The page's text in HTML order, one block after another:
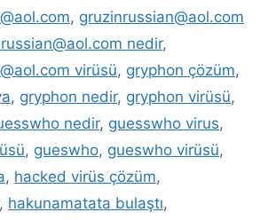
, gruzinrussian@aol.com
nedir,
virüsü, gryphon çözüm,
, gryphon nedir, gryphon virüsü,
nedir, guesswho virus,
, gueswho, gueswho virüsü,
, hacked virüs çözüm,
, hakunamatata bulaştı,